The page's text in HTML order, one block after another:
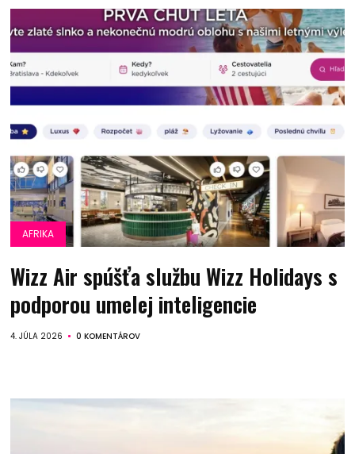
AFRIKA
Wizz Air spúšťa službu Wizz Holidays s
podporou umelej inteligencie
4. JÚLA 2026 0 KOMENTÁROV